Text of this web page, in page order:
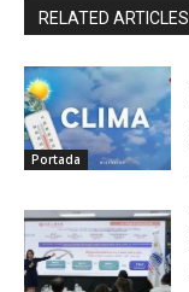
RELATED ARTICLES
Portada